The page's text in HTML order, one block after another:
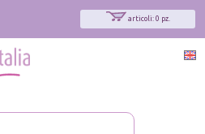
articoli: 0 pz.